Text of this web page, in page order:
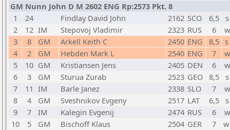
GM Nunn John D M 2602 ENG Rp:2573 Pkt. 8
1
24 Findlay David John 2162 SCO 6,5
2
12 IM Stepovoj Vladimir 2323 RUS 6
3
8 GM Arkell Keith C 2450 ENG 8,5
4
2 GM Hebden Mark L 2540 ENG 7
5
10 GM Kristiansen Jens 2405 DEN 6
6
3 GM Sturua Zurab 2523 GEO 8,5
7
11 IM Barle Janez 2338 SLO 7
8
4 GM Sveshnikov Evgeny 2517 LAT 6,5
9
7 IM Kalegin Evgenij 2474 RUS 6
10
5 GM Bischoff Klaus 2504 GER 7